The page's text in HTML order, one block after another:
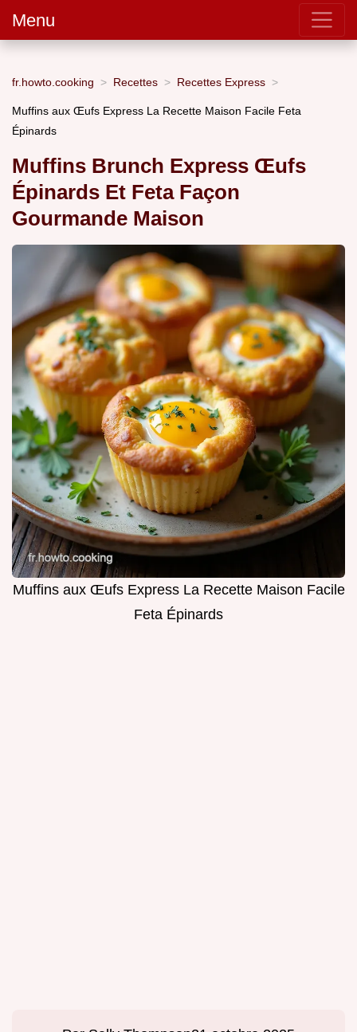
Menu
fr.howto.cooking Recettes Recettes Express
Muffins aux Œufs Express La Recette Maison Facile Feta
Épinards
Muffins Brunch Express Œufs
Épinards Et Feta Façon
Gourmande Maison
Muffins aux Œufs Express La Recette Maison Facile
Feta Épinards